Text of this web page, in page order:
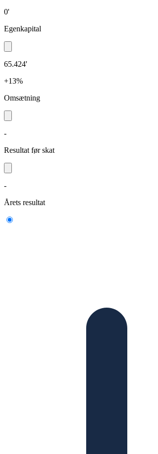
0'
Egenkapital
65.424'
+13%
Omsætning
-
Resultat før skat
-
Årets resultat